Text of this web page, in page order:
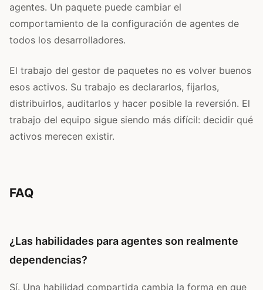
agentes. Un paquete puede cambiar el
comportamiento de la configuración de agentes de
todos los desarrolladores.
El trabajo del gestor de paquetes no es volver buenos
esos activos. Su trabajo es declararlos, fijarlos,
distribuirlos, auditarlos y hacer posible la reversión. El
trabajo del equipo sigue siendo más difícil: decidir qué
activos merecen existir.
FAQ
¿Las habilidades para agentes son realmente
dependencias?
Sí. Una habilidad compartida cambia la forma en que